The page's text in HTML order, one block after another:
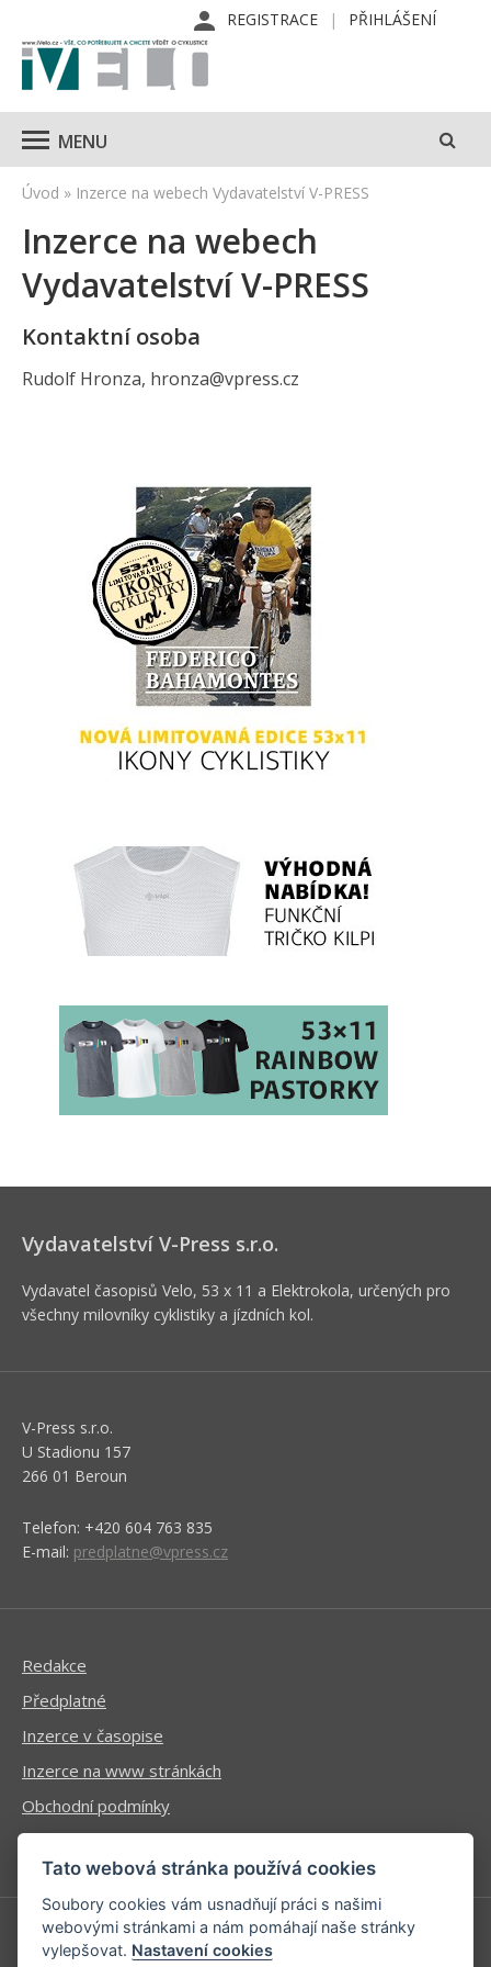
REGISTRACE PŘIHLÁŠENÍ
MENU
Úvod » Inzerce na webech Vydavatelství V-PRESS
Inzerce na webech
Vydavatelství V-PRESS
Kontaktní osoba
Rudolf Hronza, hronza@vpress.cz
Vydavatelství V-Press s.r.o.
Vydavatel časopisů Velo, 53 x 11 a Elektrokola, určených pro
všechny milovníky cyklistiky a jízdních kol.
V-Press s.r.o.
U Stadionu 157
266 01 Beroun
Telefon: +420 604 763 835
E-mail: predplatne@vpress.cz
Redakce
Předplatné
Inzerce v časopise
Inzerce na www stránkách
Obchodní podmínky
Ochrana osobních údajů
Příhlášení | Registrace
Tato webová stránka používá cookies
Soubory cookies vám usnadňují práci s našimi
webovými stránkami a nám pomáhají naše stránky
vylepšovat. Nastavení cookies